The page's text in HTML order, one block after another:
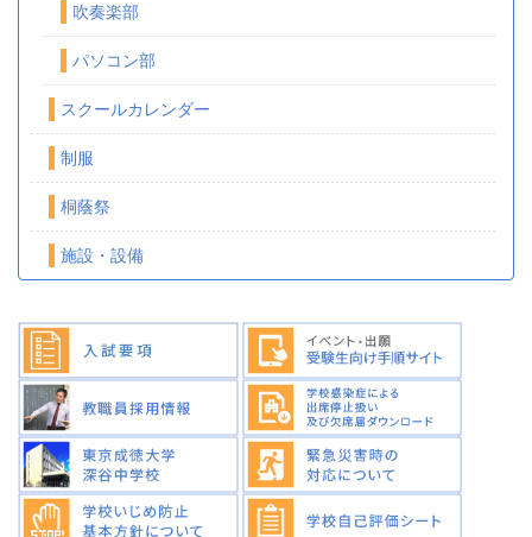
吹奏楽部
パソコン部
スクールカレンダー
制服
桐蔭祭
施設・設備